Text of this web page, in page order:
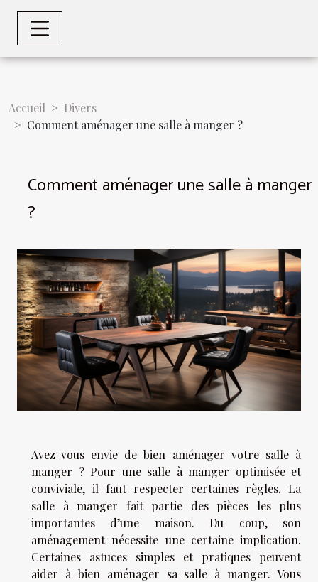
Accueil
Divers
Comment aménager une salle à manger ?
Comment aménager une salle à manger
?
Avez-vous envie de bien aménager votre salle à
manger ? Pour une salle à manger optimisée et
conviviale, il faut respecter certaines règles. La
salle à manger fait partie des pièces les plus
importantes d’une maison. Du coup, son
aménagement nécessite une certaine implication.
Certaines astuces simples et pratiques peuvent
aider à bien aménager sa salle à manger. Vous